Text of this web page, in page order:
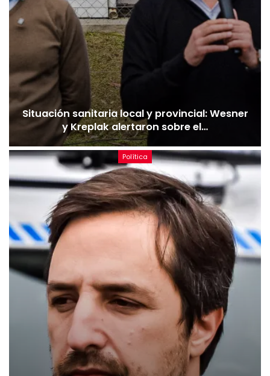
Situación sanitaria local y provincial: Wesner
y Kreplak alertaron sobre el…
Política